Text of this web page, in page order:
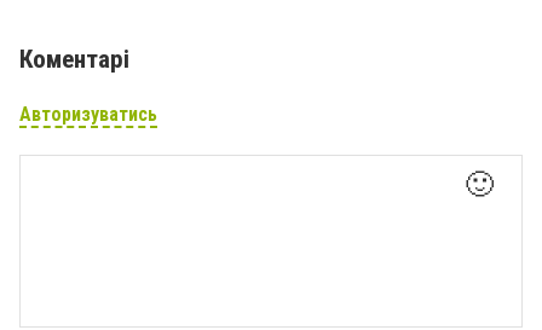
Коментарі
Авторизуватись
🙂